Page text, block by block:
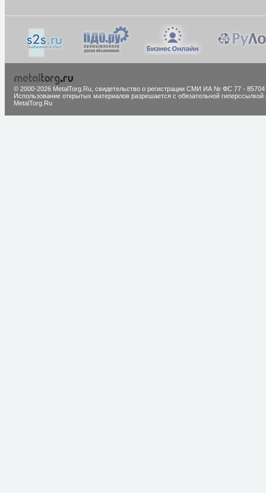
© 2000-2026 MetalTorg.Ru, cвидетельство о регистрации СМИ ИА № ФС 77 - 85704
Использование открытых материалов разрешается с обязательной гиперссылкой
MetalTorg.Ru